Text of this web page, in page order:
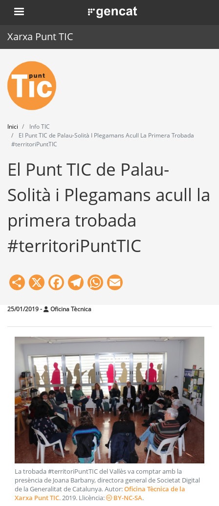
Vés
al
. Obre en una nova finestra.
Xarxa Punt TIC
Inici
Punt TIC
Actualitat
Agenda
Eines
Inici
Info TIC
El Punt TIC de Palau-Solità I Plegamans Acull La Primera Trobada
#territoriPuntTIC
El Punt TIC de Palau-
Solità i Plegamans acull la
primera trobada
#territoriPuntTIC
Share
X Facebook
Telegram
WhatsApp
25/01/2019- Oficina Tècnica
La trobada #territoriPuntTIC del Vallès va comptar amb la
presència de Joana Barbany, directora general de Societat Digital
de la Generalitat de Catalunya. Autor:Oficina Tècnica de la
Xarxa Punt TIC.2019. Llicència: BY-NC-SA.